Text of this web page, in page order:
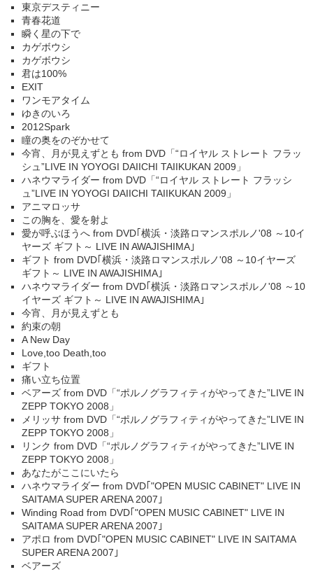
東京デスティニー
青春花道
瞬く星の下で
カゲボウシ
カゲボウシ
君は100%
EXIT
ワンモアタイム
ゆきのいろ
2012Spark
瞳の奥をのぞかせて
今宵、月が見えずとも from DVD「“ロイヤル ストレート フラッ
シュ”LIVE IN YOYOGI DAIICHI TAIIKUKAN 2009」
ハネウマライダー from DVD「“ロイヤル ストレート フラッシ
ュ”LIVE IN YOYOGI DAIICHI TAIIKUKAN 2009」
アニマロッサ
この胸を、愛を射よ
愛が呼ぶほうへ from DVD｢横浜・淡路ロマンスポルノ'08 ～10イ
ヤーズ ギフト～ LIVE IN AWAJISHIMA｣
ギフト from DVD｢横浜・淡路ロマンスポルノ'08 ～10イヤーズ
ギフト～ LIVE IN AWAJISHIMA｣
ハネウマライダー from DVD｢横浜・淡路ロマンスポルノ'08 ～10
イヤーズ ギフト～ LIVE IN AWAJISHIMA｣
今宵、月が見えずとも
約束の朝
A New Day
Love,too Death,too
ギフト
痛い立ち位置
ベアーズ from DVD「“ポルノグラフィティがやってきた”LIVE IN
ZEPP TOKYO 2008」
メリッサ from DVD「“ポルノグラフィティがやってきた”LIVE IN
ZEPP TOKYO 2008」
リンク from DVD「“ポルノグラフィティがやってきた”LIVE IN
ZEPP TOKYO 2008」
あなたがここにいたら
ハネウマライダー from DVD｢"OPEN MUSIC CABINET" LIVE IN
SAITAMA SUPER ARENA 2007｣
Winding Road from DVD｢"OPEN MUSIC CABINET" LIVE IN
SAITAMA SUPER ARENA 2007｣
アポロ from DVD｢"OPEN MUSIC CABINET" LIVE IN SAITAMA
SUPER ARENA 2007｣
ベアーズ